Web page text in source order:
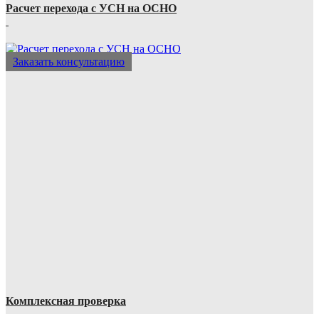
Расчет перехода с УСН на ОСНО
Заказать консультацию
Комплексная проверка